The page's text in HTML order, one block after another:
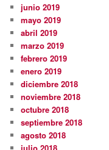
junio 2019
mayo 2019
abril 2019
marzo 2019
febrero 2019
enero 2019
diciembre 2018
noviembre 2018
octubre 2018
septiembre 2018
agosto 2018